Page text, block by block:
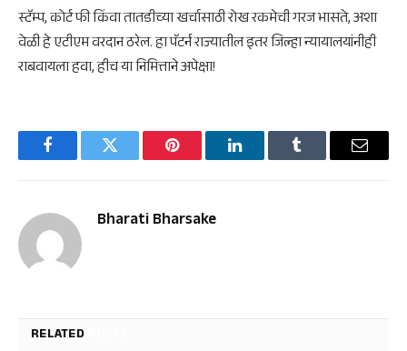
स्टॅम्प, कोर्ट फी किंवा तातडीच्या खर्चासाठी रोख रकमेची गरज भासते, अशा
वेळी हे एटीएम वरदान ठरेल. हा पॅटर्न राज्यातील इतर जिल्हा न्यायालयांनीही
राबवायला हवा, हीच या निमित्ताने अपेक्षा!
FacebookTwitter Pinterest LinkedInTumblr Email
Bharati Bharsake
RELATED